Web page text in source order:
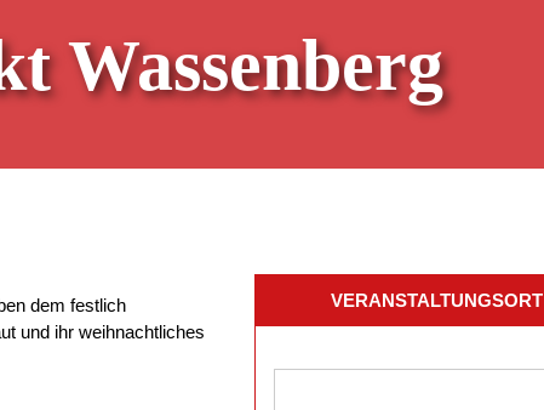
Wassenberg
dem festlich
und ihr weihnachtliches
VERANSTALTUNGSORT